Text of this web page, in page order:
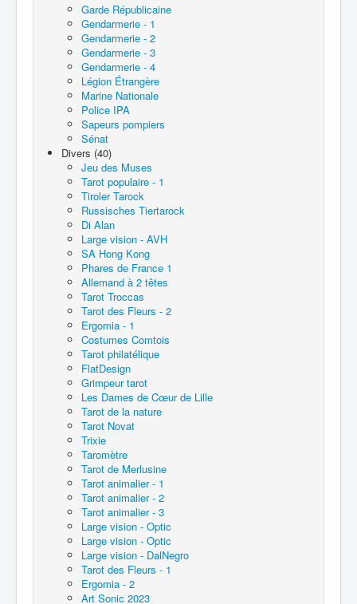
Garde Républicaine
Gendarmerie - 1
Gendarmerie - 2
Gendarmerie - 3
Gendarmerie - 4
Légion Étrangère
Marine Nationale
Police IPA
Sapeurs pompiers
Sénat
Divers (40)
Jeu des Muses
Tarot populaire - 1
Tiroler Tarock
Russisches Tiertarock
Di Alan
Large vision - AVH
SA Hong Kong
Phares de France 1
Allemand à 2 têtes
Tarot Troccas
Tarot des Fleurs - 2
Ergomia - 1
Costumes Comtois
Tarot philatélique
FlatDesign
Grimpeur tarot
Les Dames de Cœur de Lille
Tarot de la nature
Tarot Novat
Trixie
Taromètre
Tarot de Merlusine
Tarot animalier - 1
Tarot animalier - 2
Tarot animalier - 3
Large vision - Optic
Large vision - Optic
Large vision - DalNegro
Tarot des Fleurs - 1
Ergomia - 2
Art Sonic 2023